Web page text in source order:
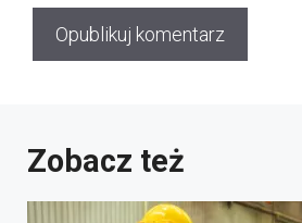
Zobacz też